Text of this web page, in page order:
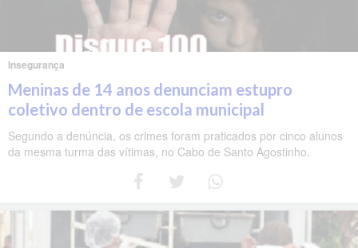
Insegurança
Meninas de 14 anos denunciam estupro
coletivo dentro de escola municipal
Segundo a denúncia, os crimes foram praticados por cinco alunos
da mesma turma das vítimas, no Cabo de Santo Agostinho.